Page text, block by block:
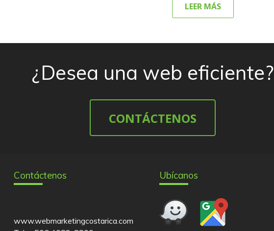
LEER MÁS
¿Desea una web eficiente?
CONTÁCTENOS
Contáctenos
www.webmarketingcostarica.com
Ubícanos